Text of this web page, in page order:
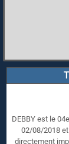
DEBBY est le
02/08/2018 et
directement